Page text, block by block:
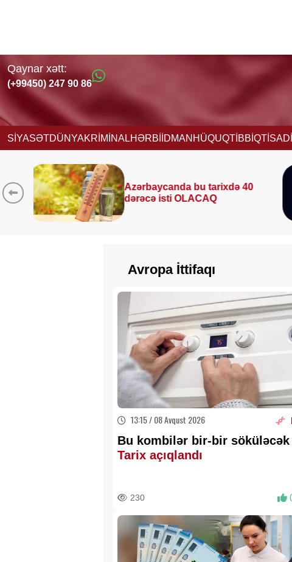
Qaynar xətt:
(+99450) 247 90 86
SİYASƏTDÜNYAKRİMİNAL HƏRBİİDMANHÜQUQTİBB
9 avqustda bizi nələr gözləyir?
—ULDUZ FALI
Avropa İttifaqı
13:15 / 08 Avqust 2026
Bu kombilər bir-bir söküləcək
Tarix açıqlandı
230